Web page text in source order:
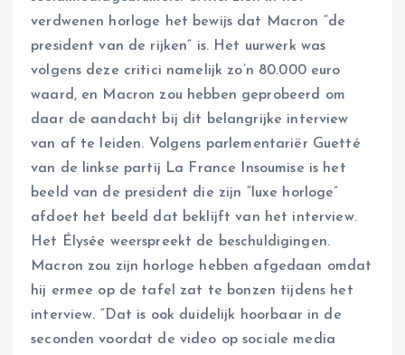
verdwenen horloge het bewijs dat Macron “de
president van de rijken” is. Het uurwerk was
volgens deze critici namelijk zo’n 80.000 euro
waard, en Macron zou hebben geprobeerd om
daar de aandacht bij dit belangrijke interview
van af te leiden. Volgens parlementariër Guetté
van de linkse partij La France Insoumise is het
beeld van de president die zijn “luxe horloge”
afdoet het beeld dat beklijft van het interview.
Het Élysée weerspreekt de beschuldigingen.
Macron zou zijn horloge hebben afgedaan omdat
hij ermee op de tafel zat te bonzen tijdens het
interview. “Dat is ook duidelijk hoorbaar in de
seconden voordat de video op sociale media